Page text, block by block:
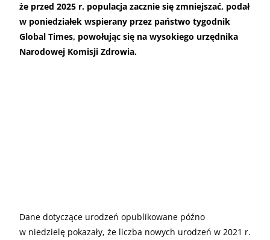
że przed 2025 r. populacja zacznie się zmniejszać, podał
w poniedziałek wspierany przez państwo tygodnik
Global Times, powołując się na wysokiego urzędnika
Narodowej Komisji Zdrowia.
Dane dotyczące urodzeń opublikowane późno
w niedzielę pokazały, że liczba nowych urodzeń w 2021 r.